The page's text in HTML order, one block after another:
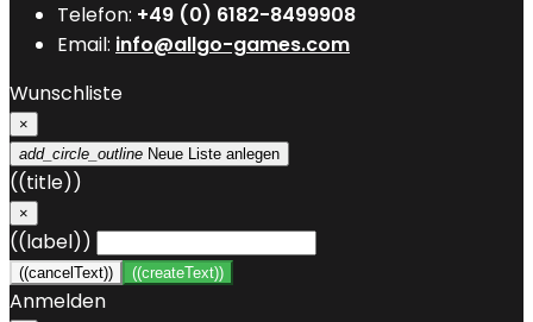
Telefon: +49 (0) 6182-8499908
Email: info@allgo-games.com
Wunschliste
×
add_circle_outline Neue Liste anlegen
((title))
×
((label))
((cancelText)) ((createText))
Anmelden